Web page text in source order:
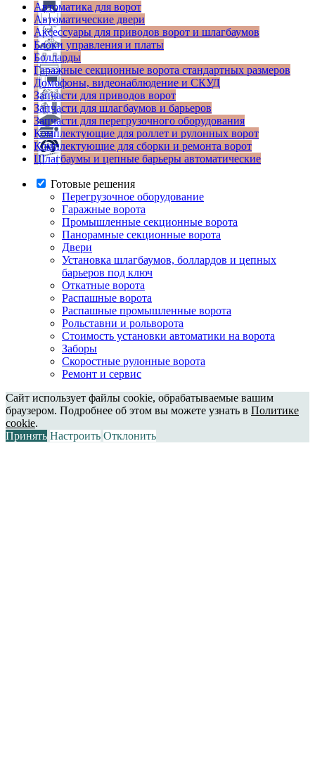
Автоматика для ворот
Автоматические двери
Аксессуары для приводов ворот и шлагбаумов
Блоки управления и платы
Болларды
Гаражные секционные ворота стандартных размеров
Домофоны, видеонаблюдение и СКУД
Запчасти для приводов ворот
Запчасти для шлагбаумов и барьеров
Запчасти для перегрузочного оборудования
Комплектующие для роллет и рулонных ворот
Комплектующие для сборки и ремонта ворот
Шлагбаумы и цепные барьеры автоматические
Готовые решения
Перегрузочное оборудование
Гаражные ворота
Промышленные секционные ворота
Панорамные секционные ворота
Двери
Установка шлагбаумов, боллардов и цепных
барьеров под ключ
Откатные ворота
Распашные ворота
Распашные промышленные ворота
Рольставни и рольворота
Стоимость установки автоматики на ворота
Заборы
Скоростные рулонные ворота
Ремонт и сервис
Сайт использует файлы cookie, обрабатываемые вашим
браузером. Подробнее об этом вы можете узнать в Политике
cookie.
Принять Настроить Отклонить